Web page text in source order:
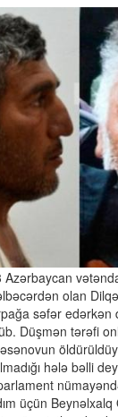
Azərbaycan
olan
səfər edərkən
Düşmən tərəfi
hələ bəlli
üçün Beynəlxalq